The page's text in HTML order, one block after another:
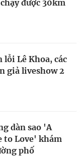
được 30km
lỗi Lê Khoa, các
giả liveshow 2
dàn sao 'A
to Love' khám
phố